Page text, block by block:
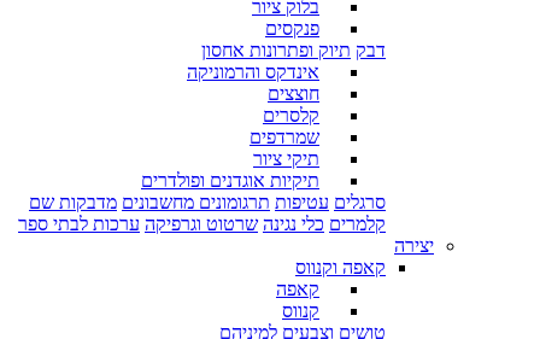
בלוק ציור
פנקסים
דבק תיוק ופתרונות אחסון
אינדקס והרמוניקה
חוצצים
קלסרים
שמרדפים
תיקי ציור
תיקיות אוגדנים ופולדרים
סרגלים עטיפות תרגומונים מחשבונים מדבקות שם
קלמרים כלי נגינה שרטוט וגרפיקה ערכות לבתי ספר
יצירה
קאפה וקנווס
קאפה
קנווס
טושים וצבעים למיניהם